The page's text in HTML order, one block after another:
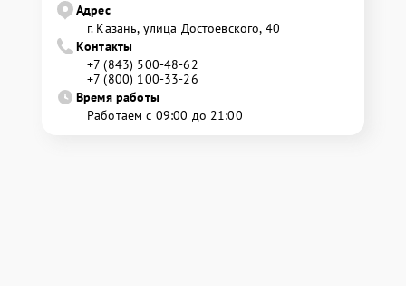
Адрес
г. Казань, улица Достоевского, 40
Контакты
+7 (843) 500-48-62
+7 (800) 100-33-26
Время работы
Работаем с 09:00 до 21:00